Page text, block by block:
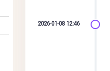
2026-01-08 12:46